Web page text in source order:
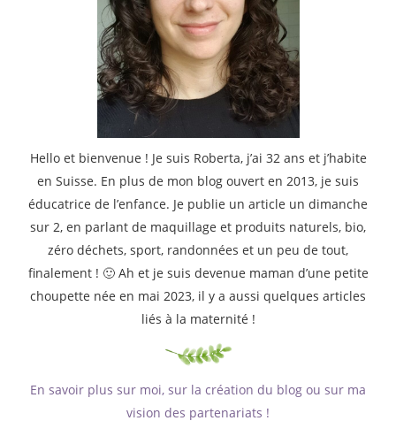
Hello et bienvenue ! Je suis Roberta, j’ai 32 ans et j’habite
en Suisse. En plus de mon blog ouvert en 2013, je suis
éducatrice de l’enfance. Je publie un article un dimanche
sur 2, en parlant de maquillage et produits naturels, bio,
zéro déchets, sport, randonnées et un peu de tout,
finalement ! 🙂 Ah et je suis devenue maman d’une petite
choupette née en mai 2023, il y a aussi quelques articles
liés à la maternité !
En savoir plus sur moi, sur la création du blog ou sur ma
vision des partenariats !